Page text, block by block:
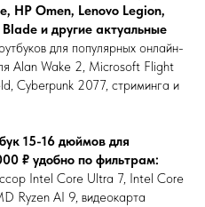
HP Omen, Lenovo Legion,
и другие актуальные
для популярных онлайн-
Alan Wake 2, Microsoft Flight
Cyberpunk 2077, стриминга и
15-16 дюймов для
₽ удобно по фильтрам:
Intel Core Ultra 7, Intel Core
Ryzen AI 9, видеокарта